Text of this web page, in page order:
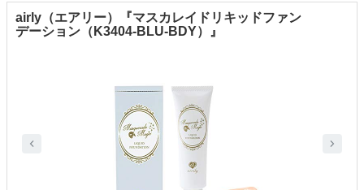
airly（エアリー）『マスカレイドリキッドファン
デーション（K3404-BLU-BDY）』